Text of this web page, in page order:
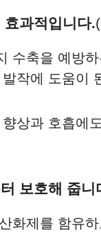
과적입니다.
수축을 예방하
작에 도움이
상과 호흡에
보호해 줍니
화제를 함유